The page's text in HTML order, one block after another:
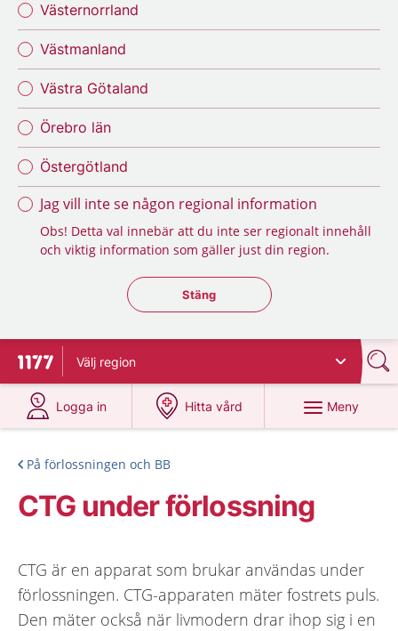
Västernorrland
Västmanland
Västra Götaland
Örebro län
Östergötland
Jag vill inte se någon regional information
Obs! Detta val innebär att du inte ser regionalt innehåll
och viktig information som gäller just din region.
Stäng regionsväljaren
Stäng
Till startsidan för 1177
Välj region
Logga in
på 1177.se
Hitta vård
på 1177.se
Meny
På förlossningen och BB
CTG under förlossning
CTG är en apparat som brukar användas under
förlossningen. CTG-apparaten mäter fostrets puls.
Den mäter också när livmodern drar ihop sig i en